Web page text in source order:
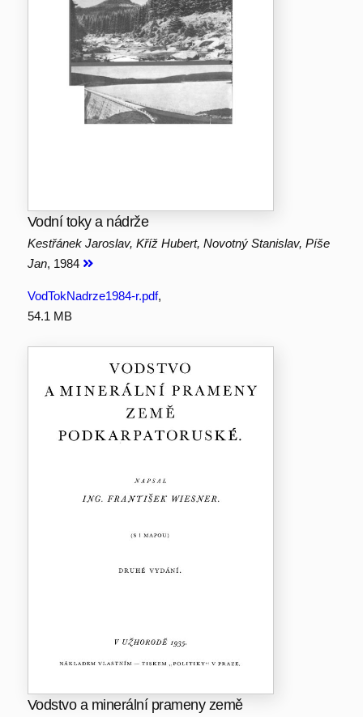
Vodní toky a nádrže
Kestřánek Jaroslav, Kříž Hubert, Novotný Stanislav, Píše
Jan, 1984
VodTokNadrze1984-r.pdf,
54.1 MB
Vodstvo a minerální prameny země